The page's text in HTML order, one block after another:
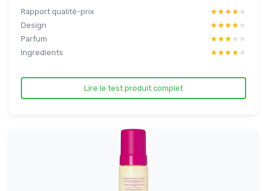
Rapport qualité-prix ★★★★★
★★★★★
Design
★★★★★
★★★★★
Parfum
★★★★★
★★★★★
Ingredients
★★★★★
★★★★★
Lire le test produit complet